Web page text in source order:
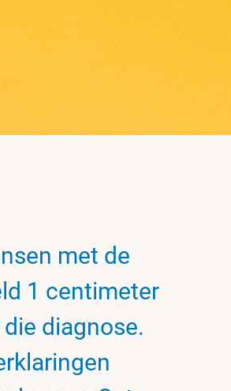
met de
1 centimeter
diagnose.